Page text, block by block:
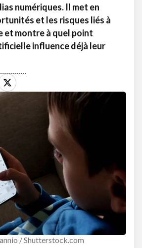
numériques. Il met en
et les risques liés à
et montre à quel point
influence déjà leur
/ Shutterstock.com